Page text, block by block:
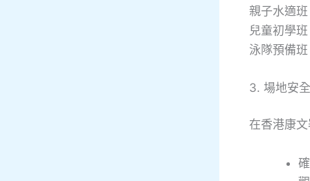
親子水適
兒童初學
泳隊預備
3. 場地安
在香港康